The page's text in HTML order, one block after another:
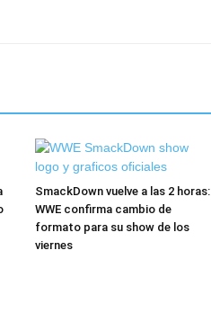
SmackDown vuelve a las 2 horas:
WWE confirma cambio de
formato para su show de los
viernes